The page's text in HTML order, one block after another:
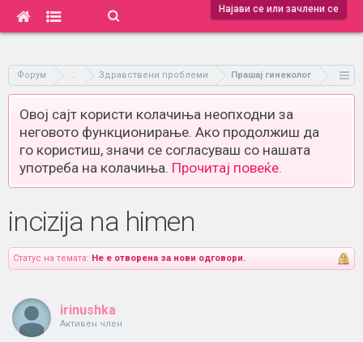
Најави се или зачлени се
Форум ... Здравствени проблеми Прашај гинеколог
Овој сајт користи колачиња неопходни за
неговото функционирање. Ако продолжиш да
го користиш, значи се согласуваш со нашата
употреба на колачиња. Прочитај повеќе.
incizija na himen
Статус на темата: Не е отворена за нови одговори.
irinushka
Активен член